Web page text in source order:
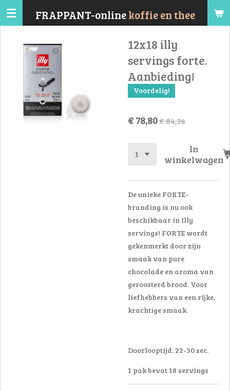
Ga
hoofdinhoud
FRAPPANT-onlinekoffie en thee
12x18 illy
servings forte.
Aanbieding!
Voordelig!
€ 78,80€ 84,24
In
winkelwagen
De unieke FORTE-
branding is nu ook
beschikbaar in Illy
servings! FORTE wordt
gekenmerkt door zijn
smaak van pure
chocolade en aroma van
geroosterd brood. Voor
liefhebbers van een rijke,
krachtige smaak.
Doorlooptijd: 22-30 sec.
1 pak bevat 18 servings